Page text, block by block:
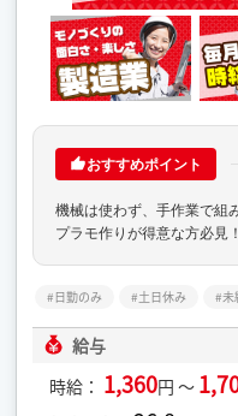
おすすめポイント
機械は使わず、手作業で組
プラモ作りが得意な方必見！
日勤のみ 土日休み 未
給与
時給： 1,360円 ～